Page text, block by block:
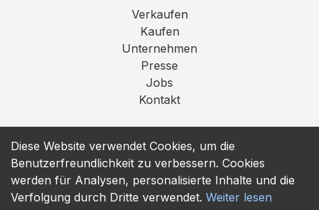
Diese Website verwendet Cookies, um die
Benutzerfreundlichkeit zu verbessern. Cookies
werden für Analysen, personalisierte Inhalte und die
Verfolgung durch Dritte verwendet. Weiter lesen
Verkaufen
Kaufen
Unternehmen
Presse
Jobs
Kontakt
Datenschutz
T&C
contact@bevmaq.com